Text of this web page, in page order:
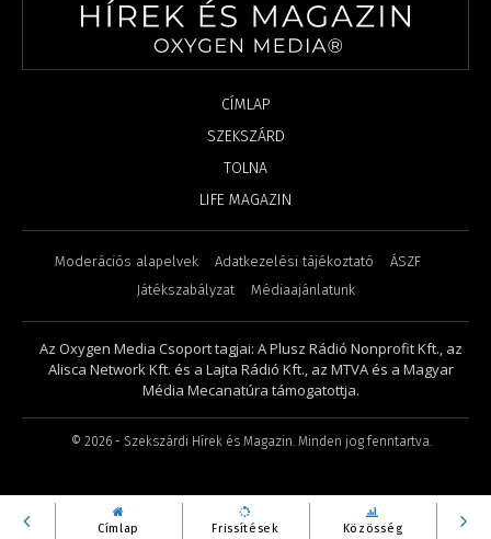
Címlap Frissítések Közösség
CÍMLAP
SZEKSZÁRD
TOLNA
LIFE MAGAZIN
Moderációs alapelvek Adatkezelési tájékoztató
ÁSZF
Játékszabályzat
Médiaajánlatunk
Az Oxygen Media Csoport tagjai: A Plusz Rádió Nonprofit Kft., az
Alisca Network Kft. és a Lajta Rádió Kft., az MTVA és a Magyar
Média Mecanatúra támogatottja.
© 2026- Szekszárdi Hírek és Magazin. Minden jog fenntartva.